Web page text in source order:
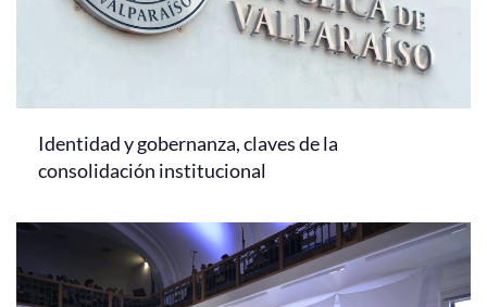
Identidad y gobernanza, claves de la
consolidación institucional